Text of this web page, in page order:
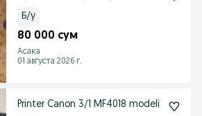
Б/у
80 000 сум
Асака
01 августа 2026 г.
Printer Canon 3/1 MF4018 modeli